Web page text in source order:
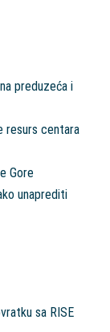
preduzeća i
resurs centara
Gore
unaprediti
sa RISE